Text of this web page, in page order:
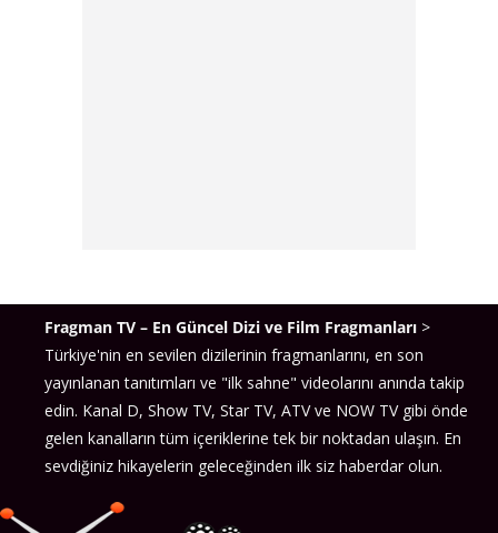
Fragman TV – En Güncel Dizi ve Film Fragmanları >
Türkiye'nin en sevilen dizilerinin fragmanlarını, en son
yayınlanan tanıtımları ve "ilk sahne" videolarını anında takip
edin. Kanal D, Show TV, Star TV, ATV ve NOW TV gibi önde
gelen kanalların tüm içeriklerine tek bir noktadan ulaşın. En
sevdiğiniz hikayelerin geleceğinden ilk siz haberdar olun.